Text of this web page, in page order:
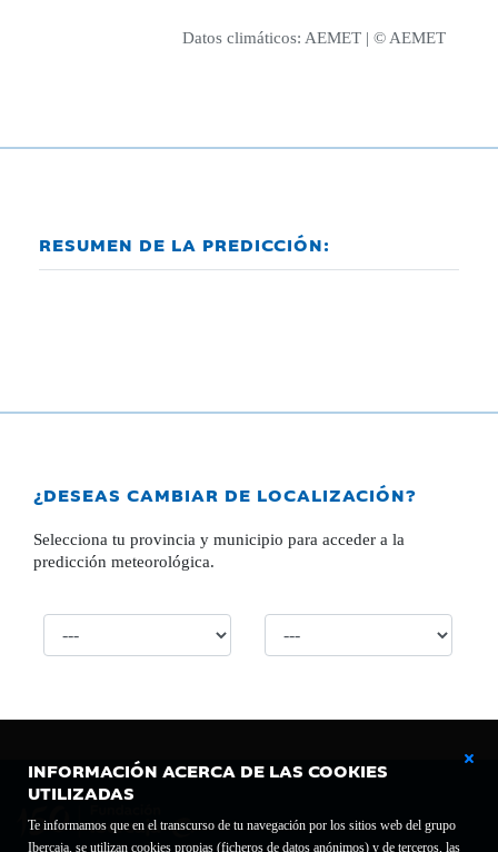
INFORMACIÓN ACERCA DE LAS COOKIES
UTILIZADAS
Te informamos que en el transcurso de tu navegación por los sitios web del grupo
Ibercaja, se utilizan cookies propias (ficheros de datos anónimos) y de terceros, las
Datos climáticos: AEMET | © AEMET
RESUMEN DE LA PREDICCIÓN:
¿DESEAS CAMBIAR DE LOCALIZACIÓN?
Selecciona tu provincia y municipio para acceder a la
predicción meteorológica.